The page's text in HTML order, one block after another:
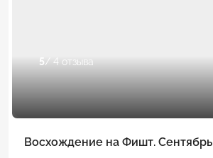
5/ 4 отзыва
Восхождение на Фишт. Сентябрь